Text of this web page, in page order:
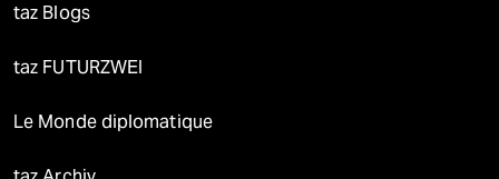
taz Blogs
taz FUTURZWEI
Le Monde diplomatique